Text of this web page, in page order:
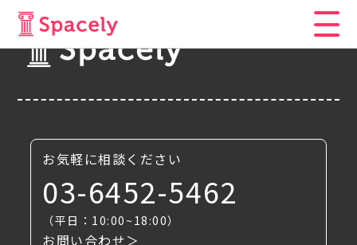
お気軽に相談ください
03-6452-5462
（平日：10:00~18:00）
お問い合わせ＞